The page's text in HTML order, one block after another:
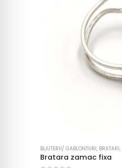
BIJUTERII/ GABLONTURI, BRATARI,
Bratara zamac fixa